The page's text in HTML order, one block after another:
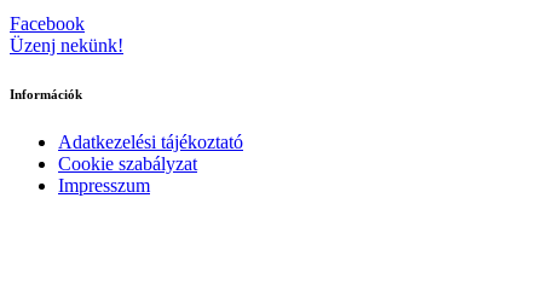
Facebook
Üzenj nekünk!
Információk
Adatkezelési tájékoztató
Cookie szabályzat
Impresszum